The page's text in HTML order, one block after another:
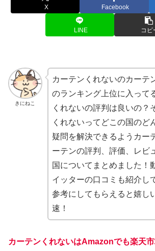
X Facebook
LINE コピ
きにねこ
カーテンくれないのカーテ
のランキング上位に入って
くれないの評判は良いの？
くれないってどこの国のど
疑問を解決できるようカー
ーテンの評判、評価、レビ
国についてまとめました！
イッターの口コミも紹介し
参考にしてもらえると嬉し
速！
カーテンくれないはAmazonでも楽天